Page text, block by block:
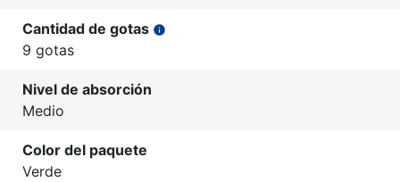
Cantidad de gotas info
9 gotas
Nivel de absorción
Medio
Color del paquete
Verde